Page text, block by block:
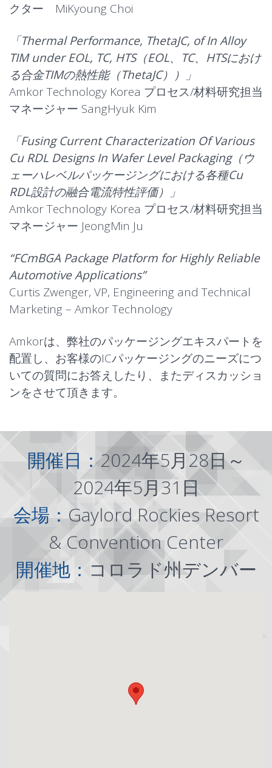
クター MiKyoung Choi
「Thermal Performance, ThetaJC, of In Alloy
TIM under EOL, TC, HTS（EOL、TC、HTSにおけ
る合金TIMの熱性能（ThetaJC））」
Amkor Technology Korea プロセス/材料研究担当
マネージャー SangHyuk Kim
「Fusing Current Characterization Of Various
Cu RDL Designs In Wafer Level Packaging（ウ
ェーハレベルパッケージングにおける各種Cu
RDL設計の融合電流特性評価）」
Amkor Technology Korea プロセス/材料研究担当
マネージャー JeongMin Ju
“FCmBGA Package Platform for Highly Reliable
Automotive Applications”
Curtis Zwenger, VP, Engineering and Technical
Marketing – Amkor Technology
Amkorは、弊社のパッケージングエキスパートを
配置し、お客様のICパッケージングのニーズにつ
いての質問にお答えしたり、またディスカッショ
ンをさせて頂きます。
開催日：2024年5月28日～
2024年5月31日
会場： Gaylord Rockies Resort
& Convention Center
開催地： コロラド州デンバー